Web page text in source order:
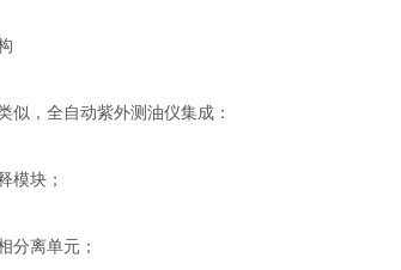
似，全自动紫外测油仪集成：
模块；
分离单元；